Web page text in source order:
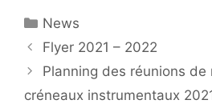
Catégories
News
Flyer 2021 – 2022
Planning des réunions de
créneaux instrumentaux